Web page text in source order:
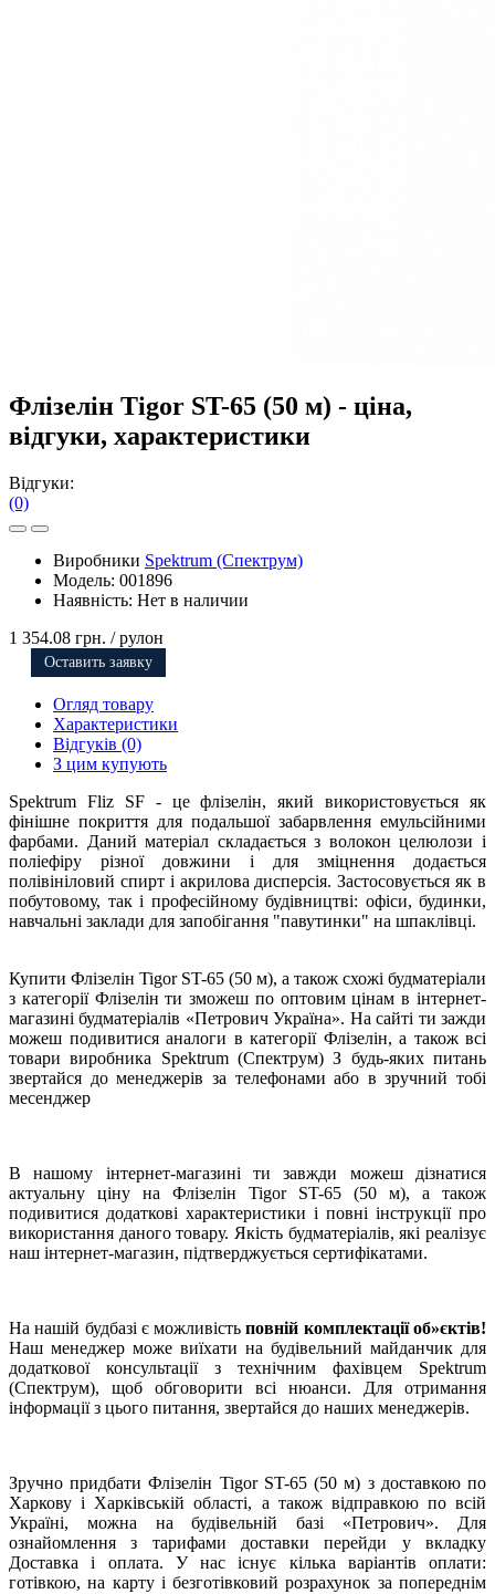
Флізелін Tigor ST-65 (50 м) - ціна,
відгуки, характеристики
Відгуки:
(0)
Виробники Spektrum (Спектрум)
Модель: 001896
Наявність: Нет в наличии
1 354.08 грн. / рулон
Оставить заявку
Огляд товару
Характеристики
Відгуків (0)
З цим купують
Spektrum Fliz SF - це флізелін, який використовується як
фінішне покриття для подальшої забарвлення емульсійними
фарбами. Даний матеріал складається з волокон целюлози і
поліефіру різної довжини і для зміцнення додається
полівініловий спирт і акрилова дисперсія. Застосовується як в
побутовому, так і професійному будівництві: офіси, будинки,
навчальні заклади для запобігання "павутинки" на шпаклівці.
Купити Флізелін Tigor ST-65 (50 м), а також схожі будматеріали
з категорії Флізелін ти зможеш по оптовим цінам в інтернет-
магазині будматеріалів «Петрович Україна». На сайті ти зажди
можеш подивитися аналоги в категорії Флізелін, а також всі
товари виробника Spektrum (Спектрум) З будь-яких питань
звертайся до менеджерів за телефонами або в зручний тобі
месенджер
В нашому інтернет-магазині ти завжди можеш дізнатися
актуальну ціну на Флізелін Tigor ST-65 (50 м), а також
подивитися додаткові характеристики і повні інструкції про
використання даного товару. Якість будматеріалів, які реалізує
наш інтернет-магазин, підтверджується сертифікатами.
На нашій будбазі є можливістьповній комплектації об»єктів!
Наш менеджер може виїхати на будівельний майданчик для
додаткової консультації з технічним фахівцем Spektrum
(Спектрум), щоб обговорити всі нюанси. Для отримання
інформації з цього питання, звертайся до наших менеджерів.
Зручно придбати Флізелін Tigor ST-65 (50 м) з доставкою по
Харкову і Харківській області, а також відправкою по всій
Україні, можна на будівельній базі «Петрович». Для
ознайомлення з тарифами доставки перейди у вкладку
Доставка і оплата. У нас існує кілька варіантів оплати:
готівкою, на карту і безготівковий розрахунок за попереднім